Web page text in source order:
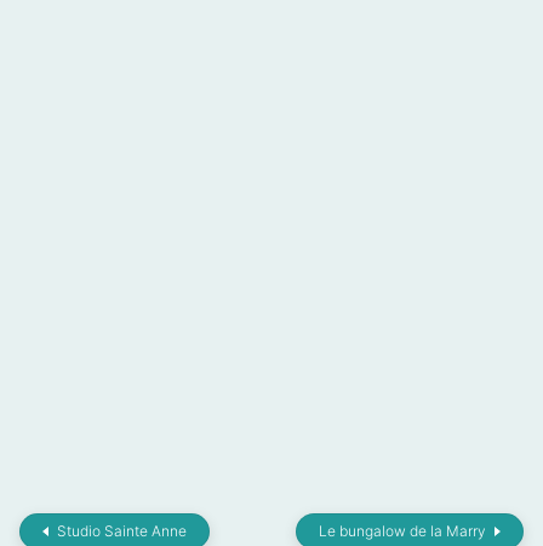
Studio Sainte Anne Le bungalow de la Marry